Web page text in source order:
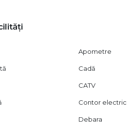
Apometre
Cadă
CATV
Contor electric
Debara